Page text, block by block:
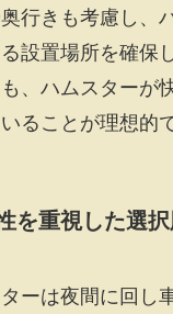
行きも考慮し、
設置場所を確保
、ハムスターが
ることが理想的で
を重視した選
ーは夜間に回し